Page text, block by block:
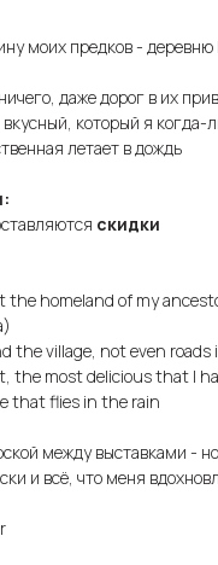
моих предков -
даже дорог в их
который я когда-
летает в дождь
скидки
homeland of my
the village, not even
the most delicious that I
that flies in the rain
между выставками -
и всё, что меня